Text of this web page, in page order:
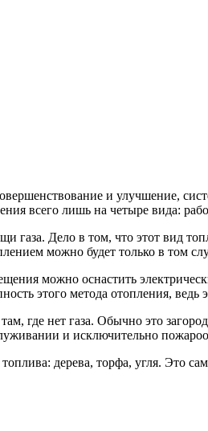
и улучшение,
всего лишь на четыре вида:
Дело в том, что этот вид
можно будет только в том
можно оснастить
этого метода отопления, ведь
где нет газа. Обычно это
и исключительно
дерева, торфа, угля. Это